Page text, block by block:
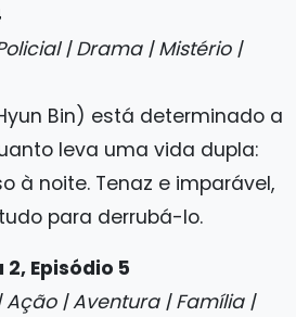
| Drama | Mistério |
Bin) está determinado a
leva uma vida dupla:
à noite. Tenaz e imparável,
para derrubá-lo.
Episódio 5
| Aventura | Família |